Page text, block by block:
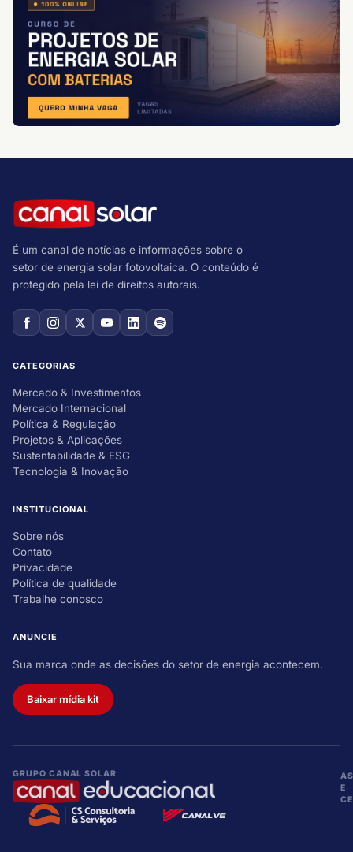
É um canal de notícias e informações sobre o
setor de energia solar fotovoltaica. O conteúdo é
protegido pela lei de direitos autorais.
CATEGORIAS
Mercado & Investimentos
Mercado Internacional
Política & Regulação
Projetos & Aplicações
Sustentabilidade & ESG
Tecnologia & Inovação
INSTITUCIONAL
Sobre nós
Contato
Privacidade
Política de qualidade
Trabalhe conosco
ANUNCIE
Sua marca onde as decisões do setor de energia acontecem.
Baixar mídia kit
GRUPO CANAL SOLAR
E